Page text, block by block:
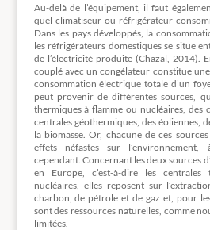
Au-delà de l’équipement, il faut
quel climatiseur ou réfrigérateur
Dans les pays développés, la
les réfrigérateurs domestiques se situe
de l’électricité produite (Chazal, 2014).
couplé avec un congélateur constitue
consommation électrique totale d’un
peut provenir de différentes sources,
thermiques à flamme ou nucléaires, des
centrales géothermiques, des éoliennes,
la biomasse. Or, chacune de ces
effets néfastes sur l’environnement,
cependant. Concernant les deux sources
en Europe, c’est-à-dire les
nucléaires, elles reposent sur
charbon, de pétrole et de gaz et, pour
sont des ressources naturelles, comme
limitées.